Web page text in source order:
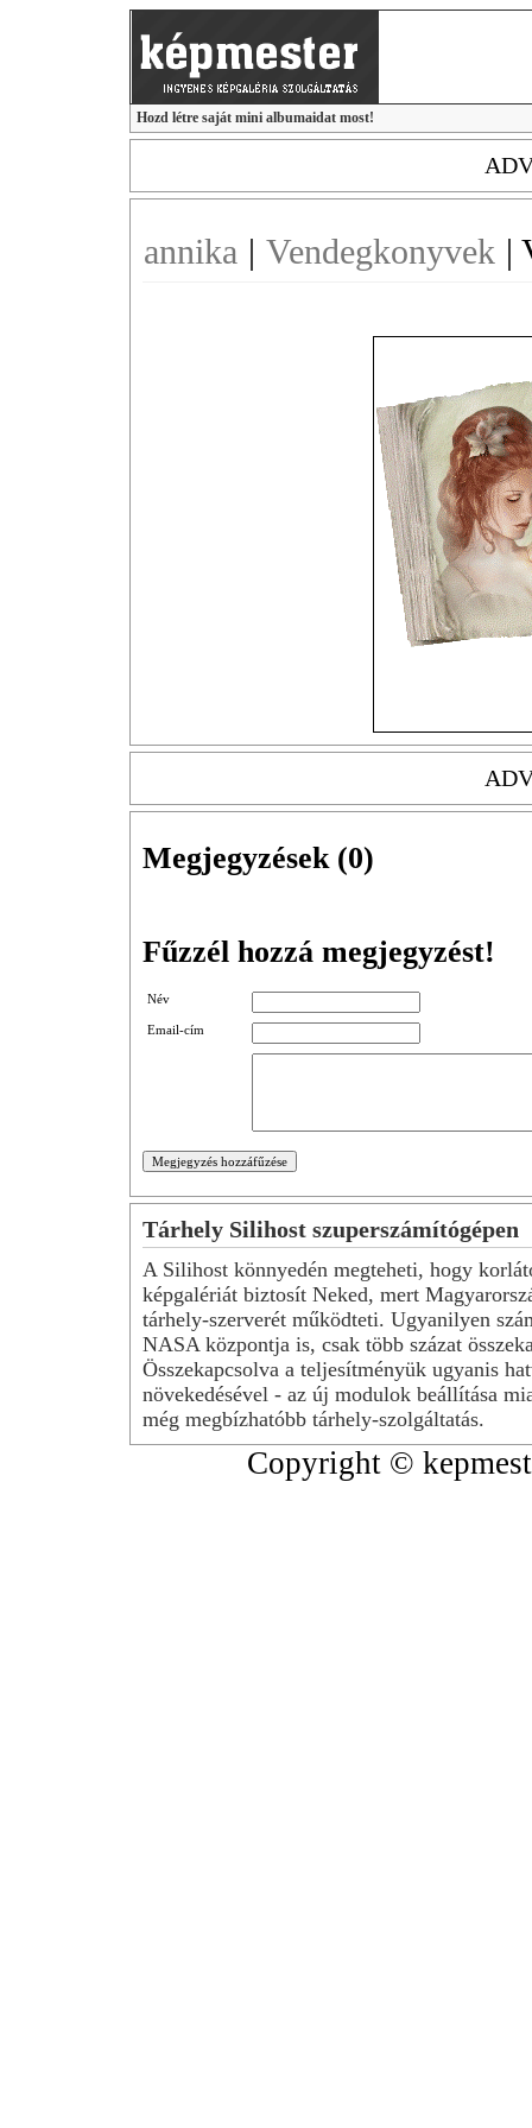
Hozd létre saját mini albumaidat most!
annika | Vendegkonyvek |
Megjegyzések (0)
Fűzzél hozzá megjegyzést!
Név
Email-cím
Tárhely Silihost szuperszámítógépen
A Silihost könnyedén megteheti, hogy
képgalériát biztosít Neked, mert
tárhely-szerverét működteti. Ugyanilyen
NASA központja is, csak több százat
Összekapcsolva a teljesítményük ugyanis
növekedésével - az új modulok beállítása
még megbízhatóbb tárhely-szolgáltatás.
Copyright ©